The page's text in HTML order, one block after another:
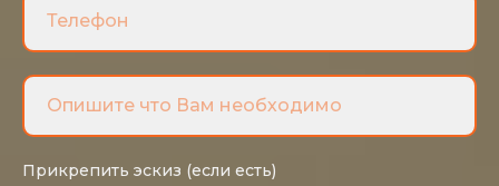
Прикрепить эскиз (если есть)